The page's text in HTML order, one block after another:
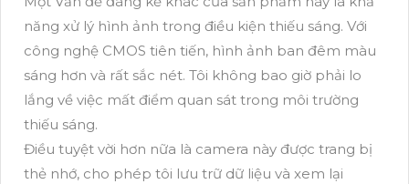
năng xử lý hình ảnh trong điều kiện thiếu sáng. Với
công nghệ CMOS tiên tiến, hình ảnh ban đêm màu
sáng hơn và rất sắc nét. Tôi không bao giờ phải lo
lắng về việc mất điểm quan sát trong môi trường
thiếu sáng.
Điều tuyệt vời hơn nữa là camera này được trang bị
thẻ nhớ, cho phép tôi lưu trữ dữ liệu và xem lại